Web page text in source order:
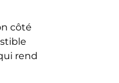
côté
rend